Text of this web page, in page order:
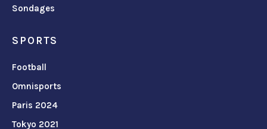
Sondages
SPORTS
Football
Omnisports
Paris 2024
Tokyo 2021